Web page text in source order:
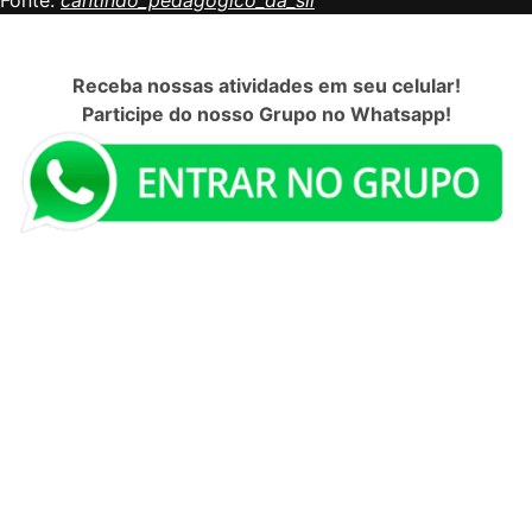
Receba nossas atividades em seu celular!
Participe do nosso Grupo no Whatsapp!